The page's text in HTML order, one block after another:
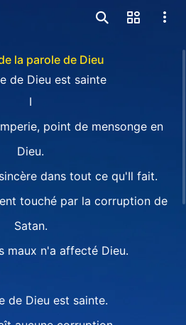
la parole de Dieu
de Dieu est sainte
I
point de mensonge en
Dieu.
dans tout ce qu'Il fait.
touché par la corruption de
Satan.
maux n'a affecté Dieu.
de Dieu est sainte.